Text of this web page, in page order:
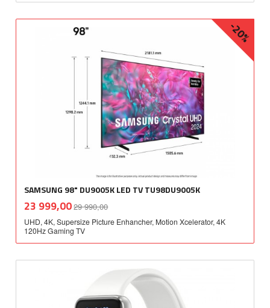
SAMSUNG 98" DU9005K LED TV TU98DU9005K
Tilbud
23 999,0029 990,00
-20%
mva.
UHD, 4K, Supersize Picture Enhancher, Motion Xcelerator, 4K
120Hz Gaming TV